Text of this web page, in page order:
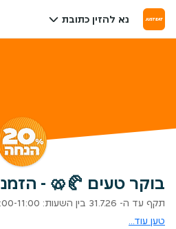
נא להזין כתובת
בוקר טעים 🥐🥨 -
טען עוד...